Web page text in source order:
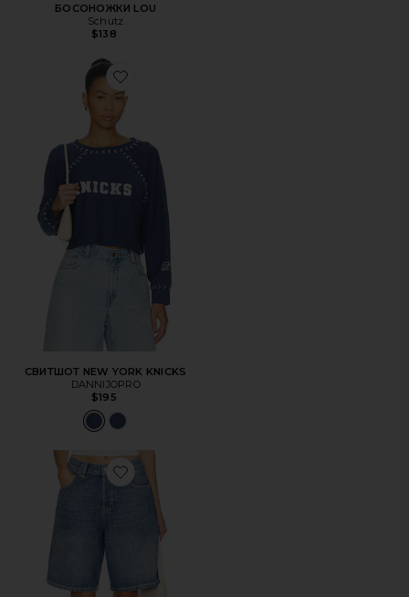
БОСОНОЖКИ LOU
Schutz
$138
Favorite СВИТШОТ NEW YORK KNICKS
СВИТШОТ NEW YORK KNICKS
DANNIJOPRO
$195
Favorite ШОРТЫ WE THE FREE MONTANA